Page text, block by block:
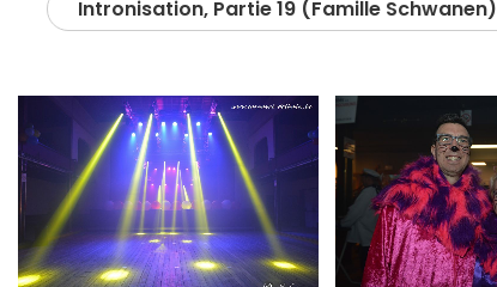
Intronisation, Partie 19 (Famille Schwanen)